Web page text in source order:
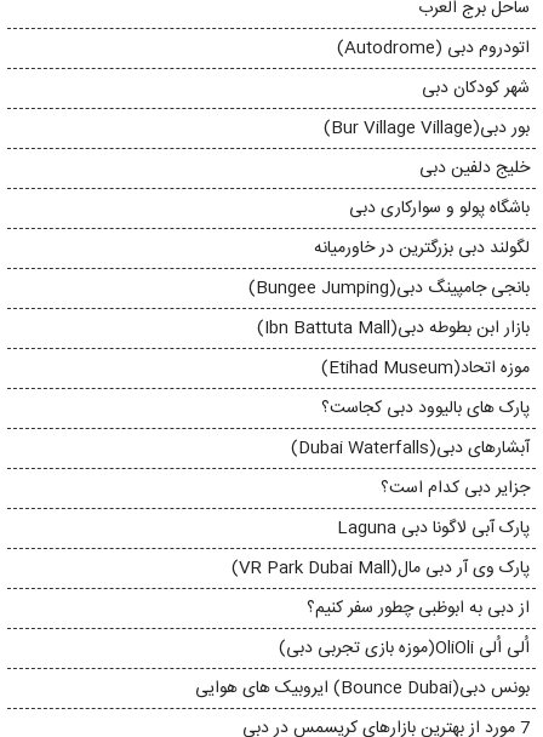
ساحل برج العرب
اتودروم دبی (Autodrome)
شهر کودکان دبی
بور دبی(Bur Village Village)
خلیج دلفین دبی
باشگاه پولو و سوارکاری دبی
لگولند دبی بزرگترین در خاورمیانه
بانجی جامپینگ دبی(Bungee Jumping)
بازار ابن بطوطه دبی(Ibn Battuta Mall)
موزه اتحاد(Etihad Museum)
پارک های بالیوود دبی کجاست؟
آبشارهای دبی(Dubai Waterfalls)
جزایر دبی کدام است؟
پارک آبی لاگونا دبی Laguna
پارک وی آر دبی مال(VR Park Dubai Mall)
از دبی به ابوظبی چطور سفر کنیم؟
اُلی اُلی OliOli(موزه بازی تجربی دبی)
بونس دبی(Bounce Dubai) ایروبیک های هوایی
7 مورد از بهترین بازارهای کریسمس در دبی